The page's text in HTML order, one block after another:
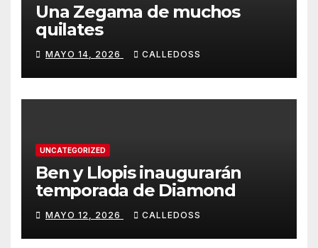
Una Zegama de muchos
quilates
MAYO 14, 2026 CALLEDOSS
UNCATEGORIZED
Ben y Llopis inaugurarán
temporada de Diamond
MAYO 12, 2026 CALLEDOSS